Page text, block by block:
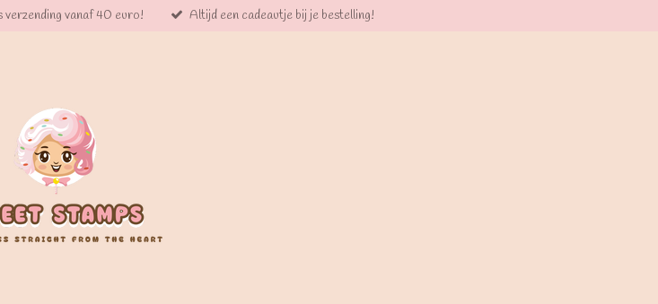
verzending vanaf 40 euro! Altijd een cadeautje bij je bestelling!